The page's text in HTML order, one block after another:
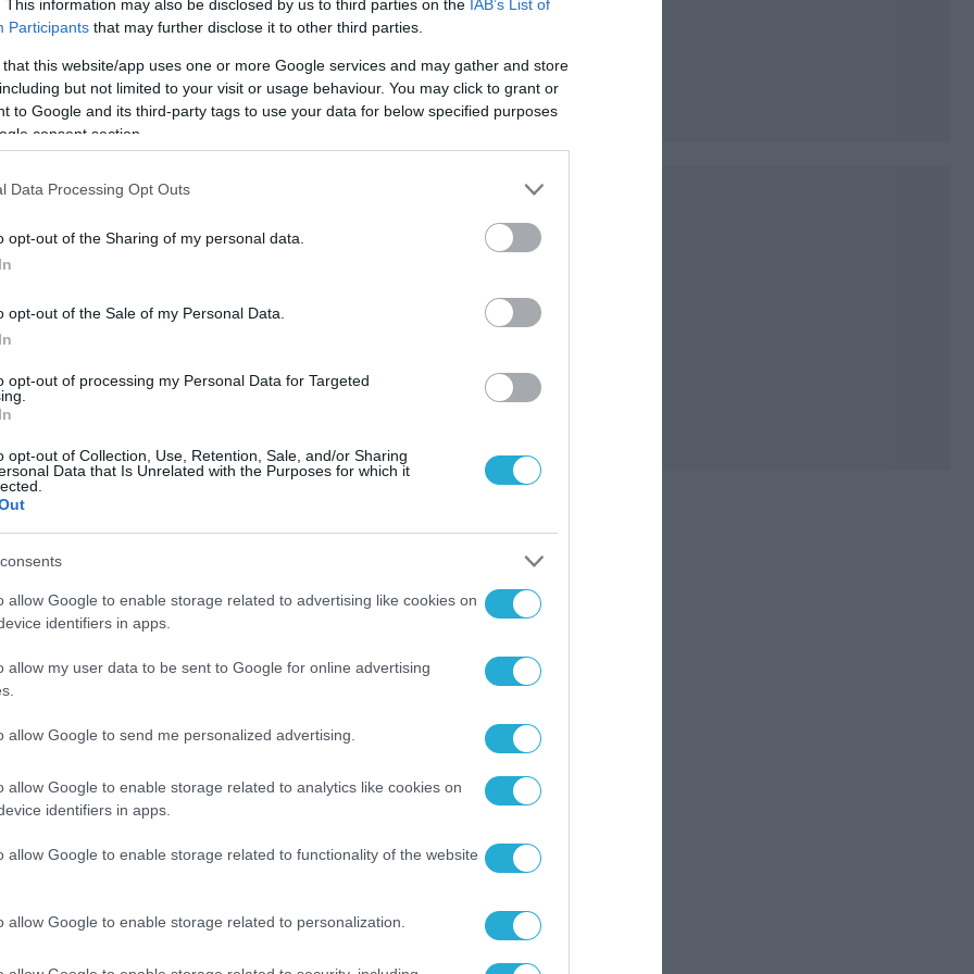
This information may also be disclosed by us to third parties on the IAB’s List of
Participants that may further disclose it to other third parties.
that this website/app uses one or more Google services and may gather and store
but not limited to your visit or usage behaviour. You may click to grant or
to Google and its third-party tags to use your data for below specified purposes
consent section.
Data Processing Opt Outs
opt-out of the Sharing of my personal data.
opt-out of the Sale of my Personal Data.
opt-out of processing my Personal Data for Targeted
opt-out of Collection, Use, Retention, Sale, and/or Sharing
Data that Is Unrelated with the Purposes for which it
allow Google to enable storage related to advertising like cookies on
identifiers in apps.
allow my user data to be sent to Google for online advertising
allow Google to send me personalized advertising.
allow Google to enable storage related to analytics like cookies on
identifiers in apps.
allow Google to enable storage related to functionality of the website
allow Google to enable storage related to personalization.
| 17:24
Ο Γ.Γκάλαντ ζήτησε να ξεκινήσει η
του Iron Beam σε υπηρεσία
ως συμπληρωματικό σύστημα του Iron Dome
| 14:49
Ρ.Τ.Ερντογάν στον Μ.Νετανιάχου: «Θα
ζήλευε και ο Χίτλερ» – Μάλλον ξέχασε τους
που έχει σφάξει ο ίδιος
| 16:46
Το Ισραήλ ξεκίνησε βομβαρδισμούς
επιμένει ότι χιλιάδες μαχητές της Χαμάς έχουν βρει
στη Ράφα